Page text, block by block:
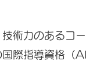
術力のあるコ
国際指導資格（